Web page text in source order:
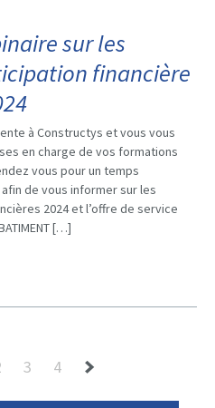
sur les
financière
à Constructys et vous vous
en charge de vos formations
vous pour un temps
de vous informer sur les
2024 et l’offre de service
[…]
3 4